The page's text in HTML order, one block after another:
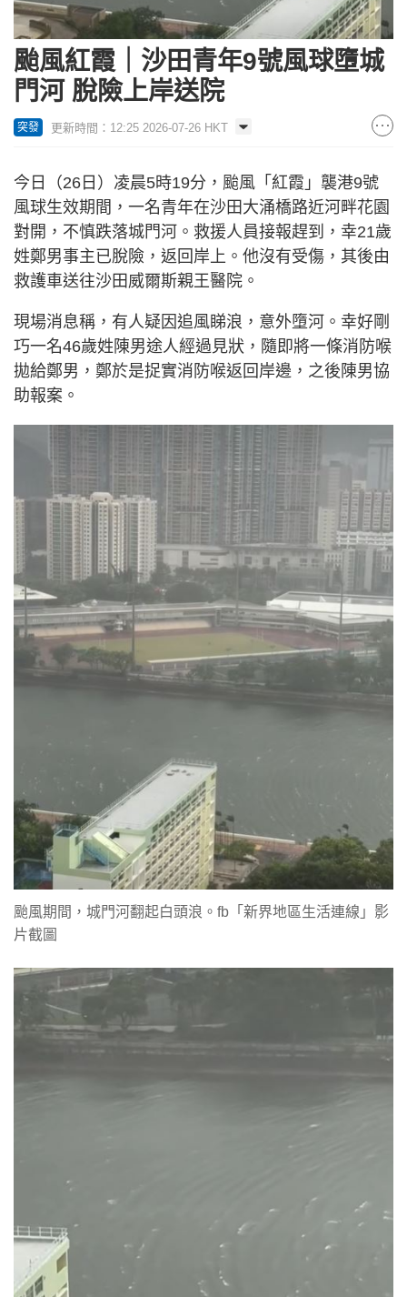
颱風紅霞｜沙田青年9號風球墮城
門河 脫險上岸送院
突發 更新時間：12:25 2026-07-26 HKT
今日（26日）凌晨5時19分，颱風「紅霞」襲港9號
風球生效期間，一名青年在沙田大涌橋路近河畔花園
對開，不慎跌落城門河。救援人員接報趕到，幸21歲
姓鄭男事主已脫險，返回岸上。他沒有受傷，其後由
救護車送往沙田威爾斯親王醫院。
現場消息稱，有人疑因追風睇浪，意外墮河。幸好剛
巧一名46歲姓陳男途人經過見狀，隨即將一條消防喉
拋給鄭男，鄭於是捉實消防喉返回岸邊，之後陳男協
助報案。
颱風期間，城門河翻起白頭浪。fb「新界地區生活連線」影
片截圖